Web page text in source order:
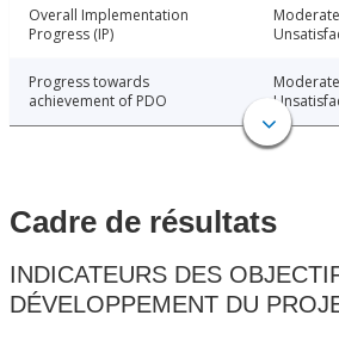
Overall Implementation
Progress (IP)
Progress towards
achievement of PDO
Cadre de résultats
INDICATEURS DES
DÉVELOPPEMENT DU